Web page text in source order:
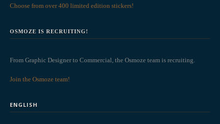
Choose from over 400 limited edition stickers!
OSMOZE IS RECRUITING!
From Graphic Designer to Commercial, the Osmoze team is recruiting.
Join the Osmoze team!
ENGLISH